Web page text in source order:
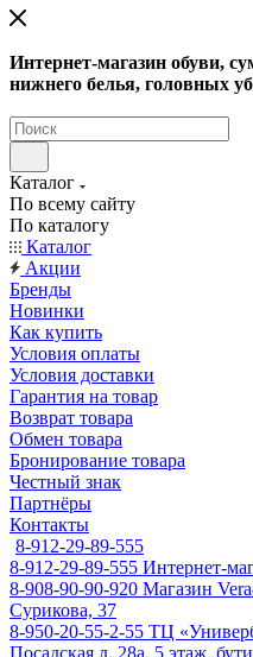
Интернет-магазин обуви,
нижнего белья, головных
Каталог
По всему сайту
По каталогу
Каталог
Акции
Бренды
Новинки
Как купить
Условия оплаты
Условия доставки
Гарантия на товар
Возврат товара
Обмен товара
Бронирование товара
Честный знак
Партнёры
Контакты
8-912-29-89-555
8-912-29-89-555 Интернет-
8-908-90-90-920 Магазин
Сурикова, 37
8-950-20-55-2-55 ТЦ
Посадская д. 28а, 5 этаж,